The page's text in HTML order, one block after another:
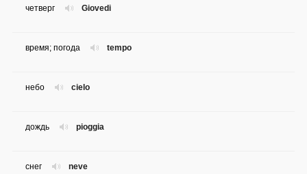
Giovedi
четверг
tempo
время; погода
cielo
небо
pioggia
дождь
neve
снег